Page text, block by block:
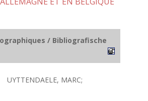
/ Bibliografische
UYTTENDAELE, MARC;